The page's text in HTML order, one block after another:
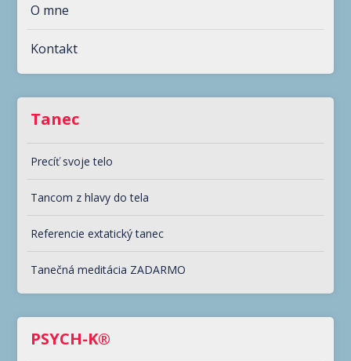
O mne
Kontakt
Tanec
Precíť svoje telo
Tancom z hlavy do tela
Referencie extatický tanec
Tanečná meditácia ZADARMO
PSYCH-K®